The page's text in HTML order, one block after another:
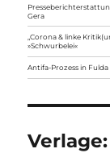
Gera
„Corona & linke
»Schwurbelei«
Antifa-Prozess in